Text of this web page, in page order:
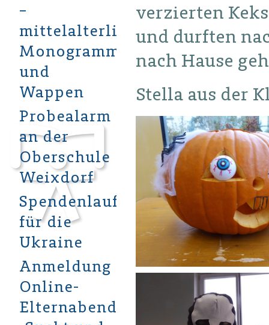
verzierten
und durften
nach Hause
Stella aus der
–
mittelalterliche
Monogramme
und
Wappen
Probealarm
an der
Oberschule
Weixdorf
Spendenlauf
für die
Ukraine
Anmeldung
Online-
Elternabend